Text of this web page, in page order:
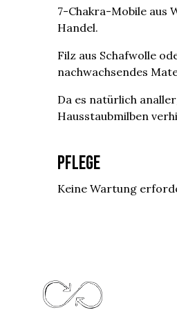
7-Chakra-Mobile aus
Handel.
Filz aus Schafwolle
nachwachsendes
Da es natürlich
Hausstaubmilben
Pflege
Keine Wartung